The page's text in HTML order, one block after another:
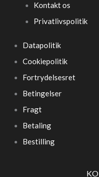
Kontakt os
Privatlivspolitik
Datapolitik
Cookiepolitik
Fortrydelsesret
Betingelser
Fragt
Betaling
Bestilling